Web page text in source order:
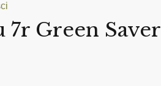
Green Saver